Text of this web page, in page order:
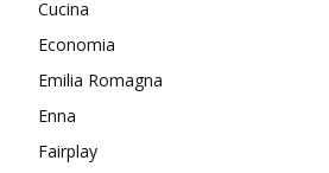
Cucina
Economia
Emilia Romagna
Enna
Fairplay